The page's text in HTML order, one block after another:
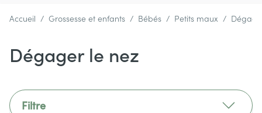
Accueil / Grossesse et enfants / Bébés / Petits maux /
Dégager le nez
Filtre